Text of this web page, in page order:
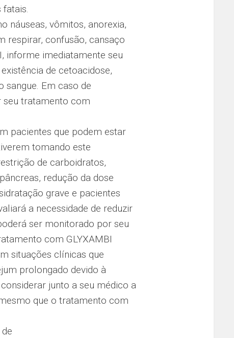
náuseas, vômitos, anorexia,
respirar, confusão, cansaço
informe imediatamente seu
de cetoacidose,
sangue. Em caso de
seu tratamento com
pacientes que podem estar
tomando este
de carboidratos,
redução da dose
grave e pacientes
a necessidade de reduzir
ser monitorado por seu
com GLYXAMBI
situações clínicas que
prolongado devido à
junto a seu médico a
que o tratamento com